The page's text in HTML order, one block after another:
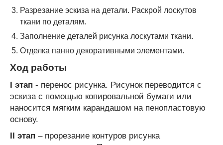
Разрезание эскиза на детали. Раскрой лоскутов
ткани по деталям.
Заполнение деталей рисунка лоскутами ткани.
Отделка панно декоративными элементами.
Ход работы
I этап - перенос рисунка. Рисунок переводится с
эскиза с помощью копировальной бумаги или
наносится мягким карандашом на пенопластовую
основу.
II этап – прорезание контуров рисунка